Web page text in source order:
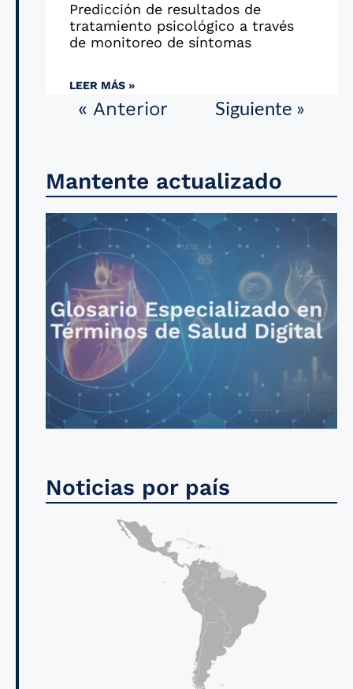
Predicción de resultados de
tratamiento psicológico a través
de monitoreo de síntomas
LEER MÁS »
« Anterior Siguiente »
Mantente actualizado
Noticias por país